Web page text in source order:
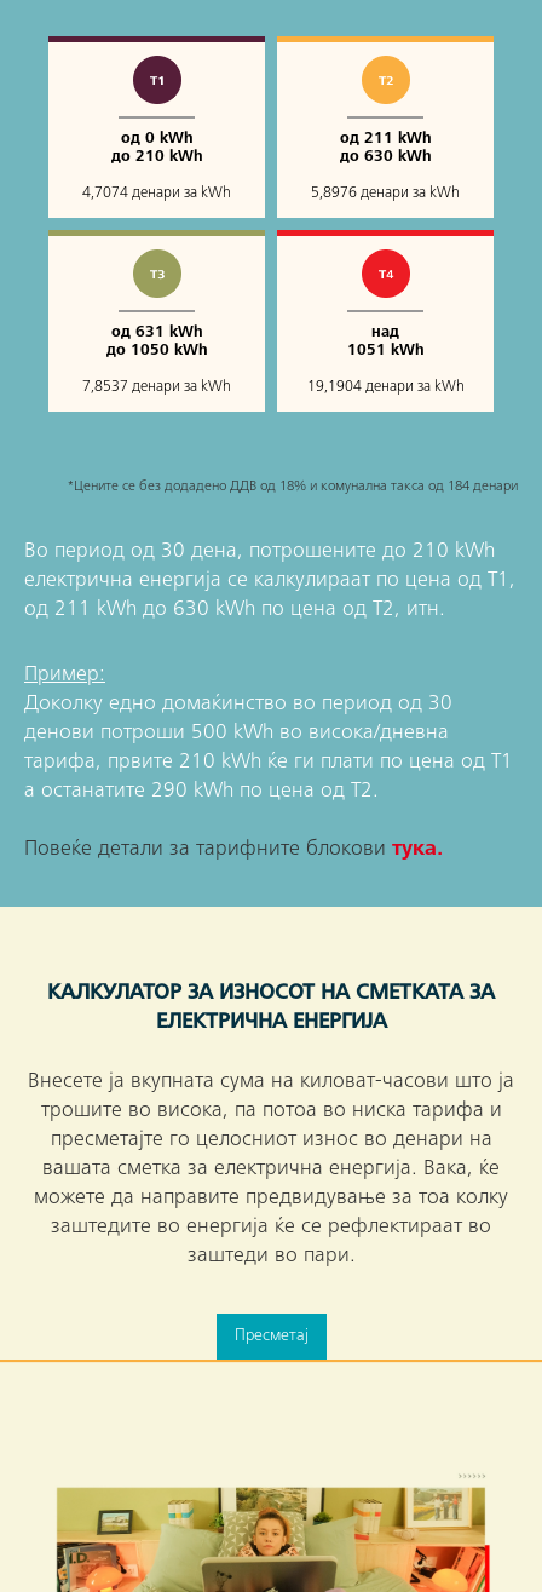
од 0 kWh
до 210 kWh
4,7074 денари за kWh
од 211 kWh
до 630 kWh
5,8976 денари за kWh
од 631 kWh
до 1050 kWh
7,8537 денари за kWh
над
1051 kWh
19,1904 денари за kWh
*Цените се без додадено ДДВ од 18% и комунална такса од 184 денари
Во период од 30 дена, потрошените до 210 kWh
електрична енергија се калкулираат по цена од Т1,
од 211 kWh до 630 kWh по цена од Т2, итн.
Пример:
Доколку едно домаќинство во период од 30
денови потроши 500 kWh во висока/дневна
тарифа, првите 210 kWh ќе ги плати по цена од Т1
а останатите 290 kWh по цена од Т2.
Повеќе детали за тарифните блокови тука.
КАЛКУЛАТОР ЗА ИЗНОСОТ НА СМЕТКАТА ЗА
ЕЛЕКТРИЧНА ЕНЕРГИЈА
Внесете ја вкупната сума на киловат-часови што ја
трошите во висока, па потоа во ниска тарифа и
пресметајте го целосниот износ во денари на
вашата сметка за електрична енергија. Вака, ќе
можете да направите предвидување за тоа колку
заштедите во енергија ќе се рефлектираат во
заштеди во пари.
Пресметај